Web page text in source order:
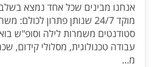
אנחנו מבינים שכל אחד נמצא בשלב
מוקד 24/7 שנותן פתרון
סטודנטים משמרות לילה וסופ"ש
עבודה טכנולוגית, מסלולי קידום,
מ...